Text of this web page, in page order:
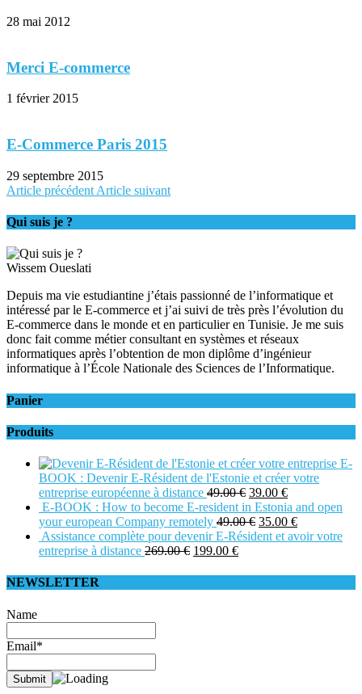
28 mai 2012
Merci E-commerce
1 février 2015
E-Commerce Paris 2015
29 septembre 2015
Article précédent Article suivant
Qui suis je ?
Wissem Oueslati
Depuis ma vie estudiantine j’étais passionné de l’informatique et
intéressé par le E-commerce et j’ai suivi de très près l’évolution du
E-commerce dans le monde et en particulier en Tunisie. Je me suis
donc fait comme métier consultant en systèmes et réseaux
informatiques après l’obtention de mon diplôme d’ingénieur
informatique à l’École Nationale des Sciences de l’Informatique.
Panier
Produits
E-
BOOK : Devenir E-Résident de l'Estonie et créer votre
entreprise européenne à distance 49.00€ 39.00 €
E-BOOK : How to become E-resident in Estonia and open
your european Company remotely 49.00€ 35.00 €
Assistance complète pour devenir E-Résident et avoir votre
entreprise à distance 269.00€ 199.00 €
NEWSLETTER
Name
Email*